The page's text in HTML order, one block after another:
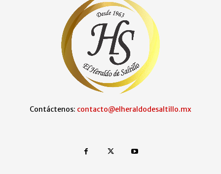
Contáctenos: contacto@elheraldodesaltillo.mx